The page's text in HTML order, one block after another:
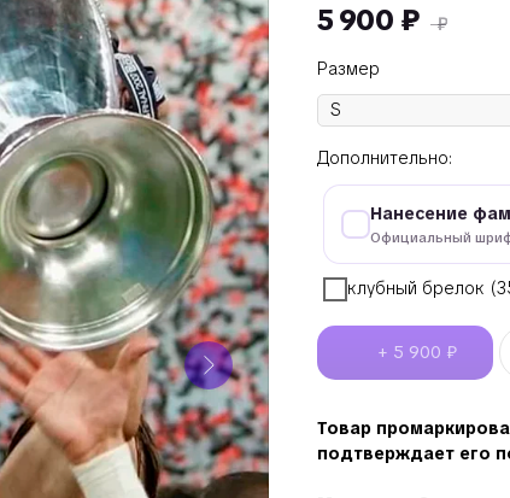
5 900 ₽ ₽
Размер
Дополнительно:
Нанесение
Официальный
клубный брелок
+ 5 900 ₽
Товар
подтверждает его